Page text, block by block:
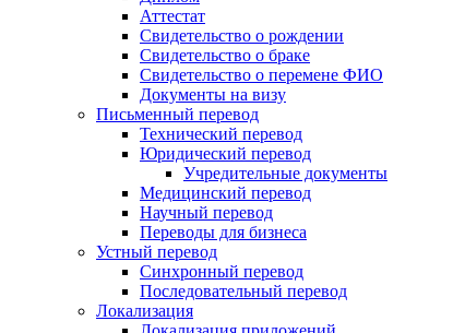
Аттестат
Свидетельство о рождении
Свидетельство о браке
Свидетельство о перемене ФИО
Документы на визу
Письменный перевод
Технический перевод
Юридический перевод
Учредительные документы
Медицинский перевод
Научный перевод
Переводы для бизнеса
Устный перевод
Синхронный перевод
Последовательный перевод
Локализация